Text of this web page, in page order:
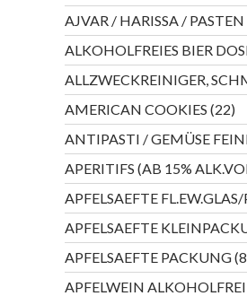
AJVAR / HARISSA / PASTEN
ALKOHOLFREIES BIER
ALLZWECKREINIGER,
AMERICAN COOKIES 2222
ANTIPASTI / GEMÜSE
APERITIFS (AB 15%
APFELSAEFTE
APFELSAEFTE
APFELSAEFTE PACKUNG 8
APFELWEIN